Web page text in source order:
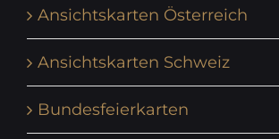
Ansichtskarten Österreich
Ansichtskarten Schweiz
Bundesfeierkarten